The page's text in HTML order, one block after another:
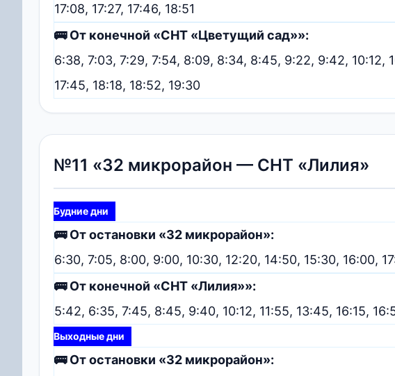
17:08, 17:27, 17:46, 18:51
🚌 От конечной «СНТ «Цветущий сад»»:
6:38, 7:03, 7:29, 7:54, 8:09, 8:34, 8:45, 9:22, 9:42, 10:12,
17:45, 18:18, 18:52, 19:30
№11 «32 микрорайон — СНТ «Лилия»
Будние дни
🚌 От остановки «32 микрорайон»:
6:30, 7:05, 8:00, 9:00, 10:30, 12:20, 14:50, 15:30, 16:00,
🚌 От конечной «СНТ «Лилия»»:
5:42, 6:35, 7:45, 8:45, 9:40, 10:12, 11:55, 13:45, 16:15,
Выходные дни
🚌 От остановки «32 микрорайон»: